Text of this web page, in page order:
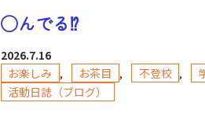
◯んでる⁉️
2026.7.16
お楽しみ , お茶目 , 不登校 ,
活動日誌（ブログ）